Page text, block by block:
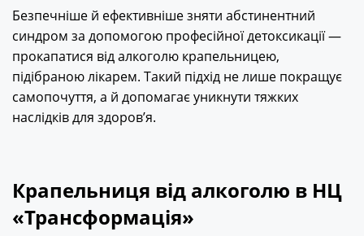
Безпечніше й ефективніше зняти абстинентний
синдром за допомогою професійної детоксикації —
прокапатися від алкоголю крапельницею,
підібраною лікарем. Такий підхід не лише покращує
самопочуття, а й допомагає уникнути тяжких
наслідків для здоров’я.
Крапельниця від алкоголю в НЦ
«Трансформація»